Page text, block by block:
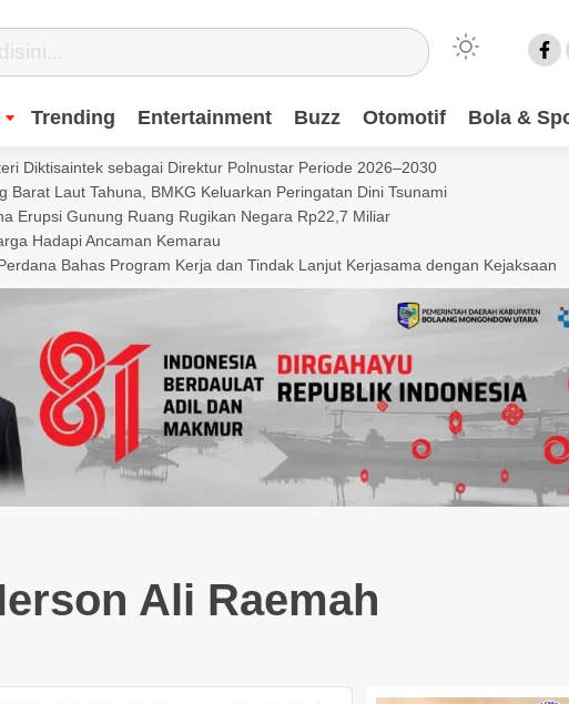
Trending Entertainment Buzz Otomotif Bola &
Diktisaintek sebagai Direktur Polnustar Periode 2026–2030
Barat Laut Tahuna, BMKG Keluarkan Peringatan Dini Tsunami
Erupsi Gunung Ruang Rugikan Negara Rp22,7 Miliar
Hadapi Ancaman Kemarau
Bahas Program Kerja dan Tindak Lanjut Kerjasama dengan Kejaksaan
Ali Raemah